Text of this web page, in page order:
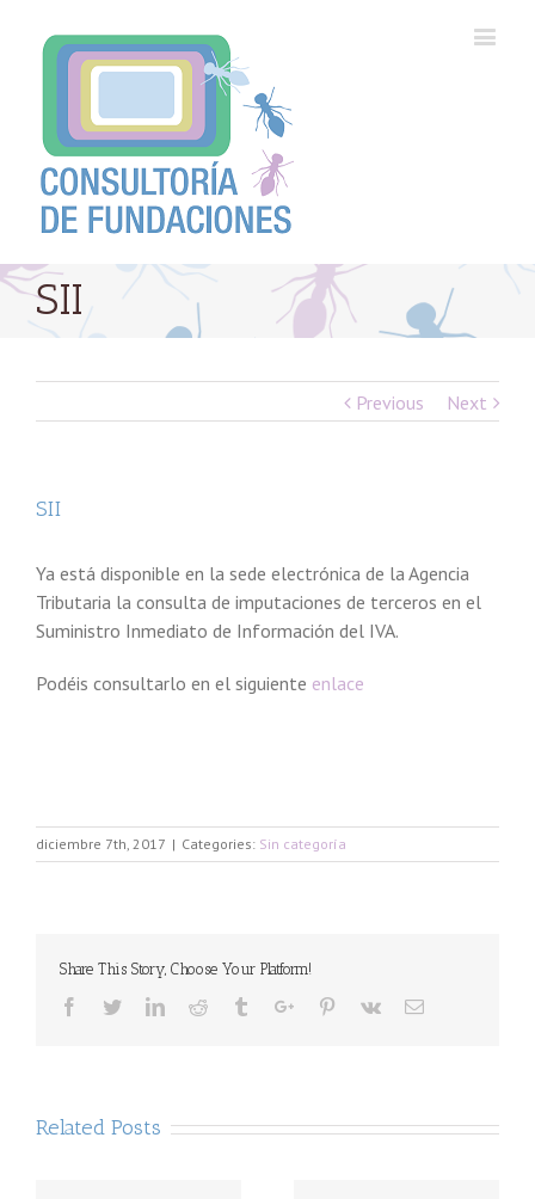
SII
Previous Next
SII
Ya está disponible en la sede electrónica de la Agencia
Tributaria la consulta de imputaciones de terceros en el
Suministro Inmediato de Información del IVA.
Podéis consultarlo en el siguiente enlace
diciembre 7th, 2017 | Categories: Sin categoría
Share This Story, Choose Your Platform!
Facebook
TwitterLinkedinReddit TumblrGoogle+Pinterest
Vk Email
Related Posts